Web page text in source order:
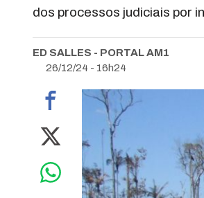
dos processos judiciais por
ED SALLES - PORTAL AM1
26/12/24 - 16h24